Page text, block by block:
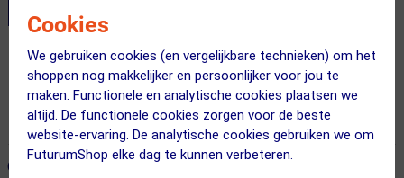
Cookies
We gebruiken cookies (en vergelijkbare technieken) om het
shoppen nog makkelijker en persoonlijker voor jou te
maken. Functionele en analytische cookies plaatsen we
altijd. De functionele cookies zorgen voor de beste
website-ervaring. De analytische cookies gebruiken we om
FuturumShop elke dag te kunnen verbeteren.
Gratis bezorging & retourneren
Vandaag besteld = maandag in huis!
365 dagen retourrecht
← Terug naar productnavigatie
ONZE AANBEVOLEN COMBINATIE